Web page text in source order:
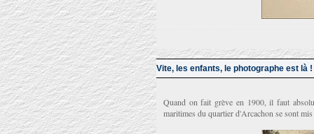
Vite, les enfants, le photographe est là !
Quand on fait grève en 1900, il faut
maritimes du quartier d'Arcachon se sont